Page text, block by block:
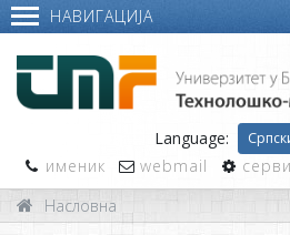
НАВИГАЦИЈА
Language:
именик webmail
Насловна